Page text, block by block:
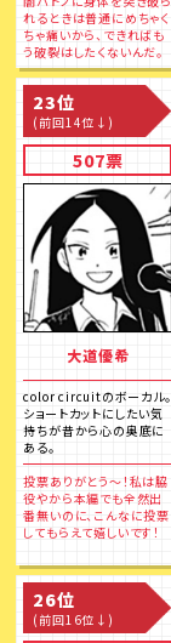
れるときは普通にめちゃく
ちゃ痛いから、できればも
う破裂はしたくないんだ。
23位
(前回14位↓)
507票
大道優希
color circuitのボーカル。
ショートカットにしたい気
持ちが昔から心の奥底に
ある。
投票ありがとう～！私は脇
役やから本編でも全然出
番無いのに、こんなに投票
してもらえて嬉しいです！
26位
(前回16位↓)